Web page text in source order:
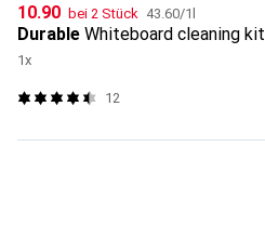
CHF
10.90 bei 2 Stück CHF
43.60/1l
Durable Whiteboard cleaning kit
1x
12